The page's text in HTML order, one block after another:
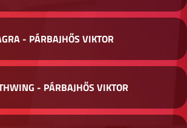
- PÁRBAJHŐS VIKTOR
- PÁRBAJHŐS VIKTOR